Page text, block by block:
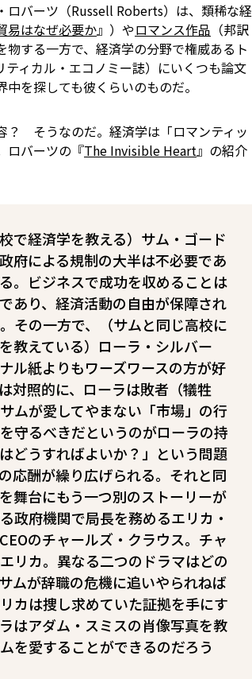
ロバーツ（Russell Roberts）は、類稀な経
易はなぜ必要か』）やロマンス作品 （邦訳
物する一方で、経済学の分野で権威あるト
ィカル・エコノミー誌）にいくつも論文
を探しても彼くらいのものだ。
そうなのだ。経済学は「ロマンティッ
ロバーツの『The Invisible Heart』の紹介
で経済学を教える）サム・ゴード
府による規制の大半は不必要であ
。ビジネスで成功を収めることは
あり、経済活動の自由が保障され
その一方で、（サムと同じ高校に
教えている）ローラ・シルバー
ル紙よりもワーズワースの方が好
対照的に、ローラは敗者（犠牲
ムが愛してやまない「市場」――の行
守るべきだというのがローラの持
どうすればよいか？」という問題
応酬が繰り広げられる。それと同
舞台にもう一つ別のストーリーが
政府機関で局長を務めるエリカ・
のチャールズ・クラウス。チャ
リカ。異なる二つのドラマはどの
ムが辞職の危機に追いやられねば
カは捜し求めていた証拠を手にす
はアダム・スミスの肖像写真を教
――を愛することができるのだろう